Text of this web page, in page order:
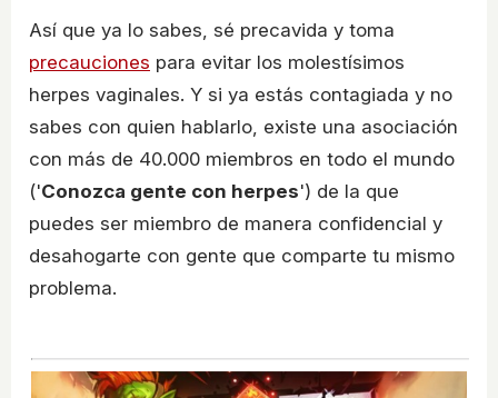
Así que ya lo sabes, sé precavida y toma
precauciones para evitar los molestísimos
herpes vaginales. Y si ya estás contagiada y no
sabes con quien hablarlo, existe una asociación
con más de 40.000 miembros en todo el mundo
('Conozca gente con herpes') de la que
puedes ser miembro de manera confidencial y
desahogarte con gente que comparte tu mismo
problema.